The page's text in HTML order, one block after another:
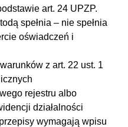
art. 24 UPZP.
spełnia – nie spełnia
oświadczeń i
z art. 22 ust. 1
rejestru albo
działalności
wymagają wpisu